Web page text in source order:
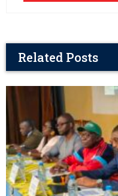
Related Posts